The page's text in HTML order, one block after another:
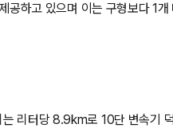
공하고 있으며 이는 구형보다 1
리터당 8.9km로 10단 변속기